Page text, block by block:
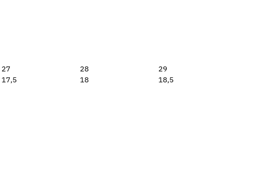
27 28
29
17,5 18 18,5